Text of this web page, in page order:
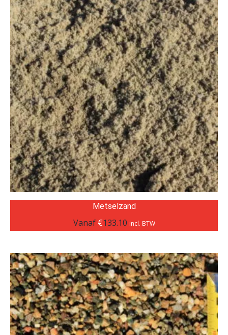
Metselzand
Vanaf €133.10 incl. BTW